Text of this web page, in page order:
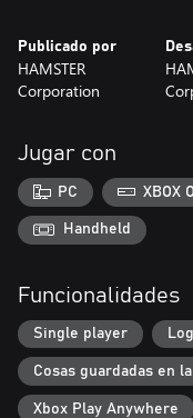
Publicado por
HAMSTER
Corporation
Jugar con
PC XBOX
Handheld
Funcionalidades
Single player
Cosas guardadas en
Xbox Play Anywhere